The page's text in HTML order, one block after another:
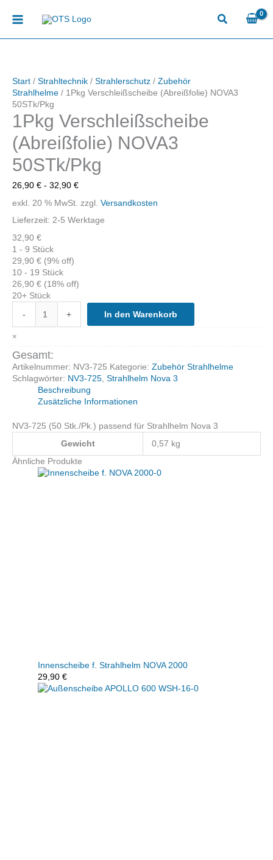
Inhalt
Start / Strahltechnik / Strahlerschutz / Zubehör
Strahlhelme / 1Pkg Verschleißscheibe (Abreißfolie) NOVA3
50STk/Pkg
1Pkg Verschleißscheibe
(Abreißfolie) NOVA3
50STk/Pkg
26,90 € - 32,90 €
exkl. 20 % MwSt. zzgl. Versandkosten
Lieferzeit: 2-5 Werktage
32,90 €
1 - 9 Stück
29,90 € (9% off)
10 - 19 Stück
26,90 € (18% off)
20+ Stück
-
Verschleißscheibe
(Abreißfolie)
NOVA3
50STk/Pkg
Menge
+ In den Warenkorb
×
Gesamt:
Artikelnummer: NV3-725 Kategorie: Zubehör Strahlhelme
Schlagwörter: NV3-725 Strahlhelm Nova 3
Beschreibung
Zusätzliche Informationen
NV3-725 (50 Stk./Pk.) passend für Strahlhelm Nova 3
Gewicht
0,57 kg
Ähnliche Produkte
Innenscheibe f. Strahlhelm NOVA 2000
29,90 €